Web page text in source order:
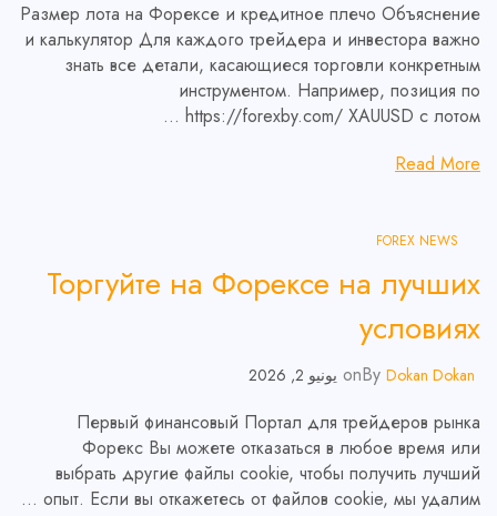
Размер лота на Форексе и кредитное плечо Объяснение
и калькулятор Для каждого трейдера и инвестора важно
знать все детали, касающиеся торговли конкретным
инструментом. Например, позиция по
https://forexby.com/ XAUUSD c лотом …
Read More
FOREX NEWS
Торгуйте на Форексе на лучших
условиях
By Dokan Dokan
on يونيو 2, 2026
Первый финансовый Портал для трейдеров рынка
Форекс Вы можете отказаться в любое время или
выбрать другие файлы cookie, чтобы получить лучший
опыт. Если вы откажетесь от файлов cookie, мы удалим …